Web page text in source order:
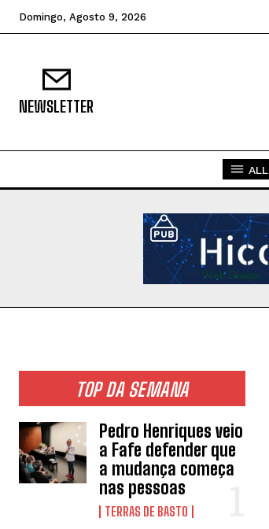
Domingo, Agosto 9, 2026
NEWSLETTER
ALL
TOP DA SEMANA
Pedro Henriques veio
a Fafe defender que
a mudança começa
nas pessoas
TERRAS DE BASTO